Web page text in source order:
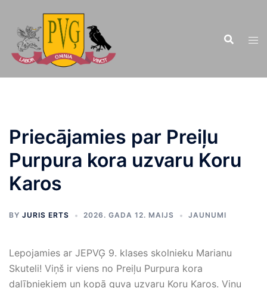
saturu
Priecājamies par Preiļu
Purpura kora uzvaru Koru
Karos
BY JURIS ERTS 2026. GADA 12. MAIJS JAUNUMI
Lepojamies ar JEPVĢ 9. klases skolnieku Marianu
Skuteli! Viņš ir viens no Preiļu Purpura kora
dalībniekiem un kopā guva uzvaru Koru Karos. Viņu